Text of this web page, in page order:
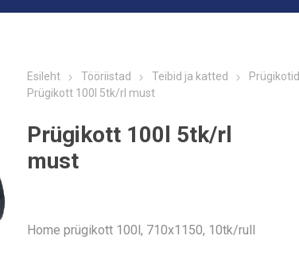
Esileht Tööriistad Teibid ja katted
Prügikotid
Prügikott 100l 5tk/rl must
Prügikott 100l 5tk/rl
must
Home prügikott 100l, 710x1150, 10tk/rull